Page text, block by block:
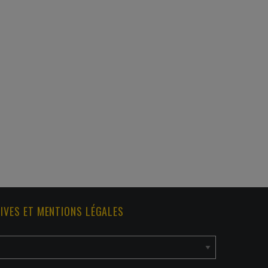
ET MENTIONS LÉGALES